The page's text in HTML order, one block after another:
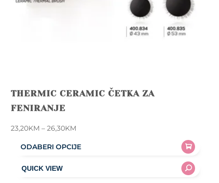
THERMIC CERAMIC ČETKA ZA
FENIRANJE
23,20KM – 26,30KM
ODABERI OPCIJE
product